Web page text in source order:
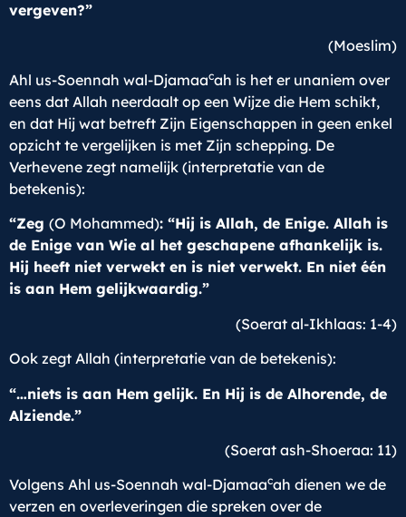
vergeven?”
(Moeslim)
Ahl us-Soennah wal-Djamaacah is het er unaniem over
eens dat Allah neerdaalt op een Wijze die Hem schikt,
en dat Hij wat betreft Zijn Eigenschappen in geen enkel
opzicht te vergelijken is met Zijn schepping. De
Verhevene zegt namelijk (interpretatie van de
betekenis):
“Zeg (O Mohammed): “Hij is Allah, de Enige. Allah is
de Enige van Wie al het geschapene afhankelijk is.
Hij heeft niet verwekt en is niet verwekt. En niet één
is aan Hem gelijkwaardig.”
(Soerat al-Ikhlaas: 1-4)
Ook zegt Allah (interpretatie van de betekenis):
“…niets is aan Hem gelijk. En Hij is de Alhorende, de
Alziende.”
(Soerat ash-Shoeraa: 11)
Volgens Ahl us-Soennah wal-Djamaacah dienen we de
verzen en overleveringen die spreken over de